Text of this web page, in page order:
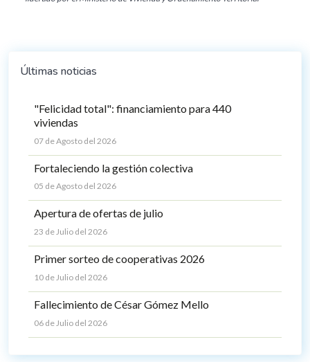
Últimas noticias
"Felicidad total": financiamiento para 440
viviendas
07 de Agosto del 2026
Fortaleciendo la gestión colectiva
05 de Agosto del 2026
Apertura de ofertas de julio
23 de Julio del 2026
Primer sorteo de cooperativas 2026
10 de Julio del 2026
Fallecimiento de César Gómez Mello
06 de Julio del 2026